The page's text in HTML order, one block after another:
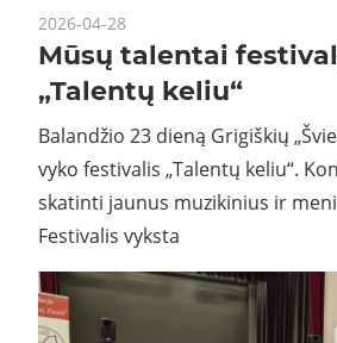
2026-04-28
Mūsų talentai
„Talentų keliu“
Balandžio 23 dieną Grigiškių
vyko festivalis „Talentų keliu“.
skatinti jaunus muzikinius ir
Festivalis vyksta